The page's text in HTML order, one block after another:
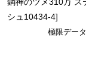
鋼神のツメ310万 ス
シュ10434-4]
極限デー